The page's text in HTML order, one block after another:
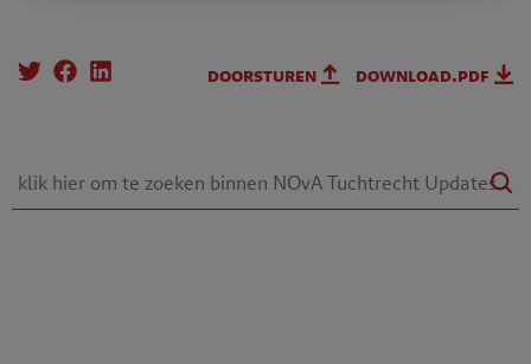
doorsturen download.pdf